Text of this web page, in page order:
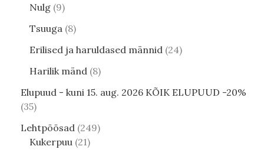
Nulg 9
Tsuuga 8
Erilised ja haruldased männid 24
Harilik mänd 8
Elupuud - kuni 15. aug. 2026 KÕIK ELUPUUD -20%
35
Lehtpõõsad 249
Kukerpuu 21